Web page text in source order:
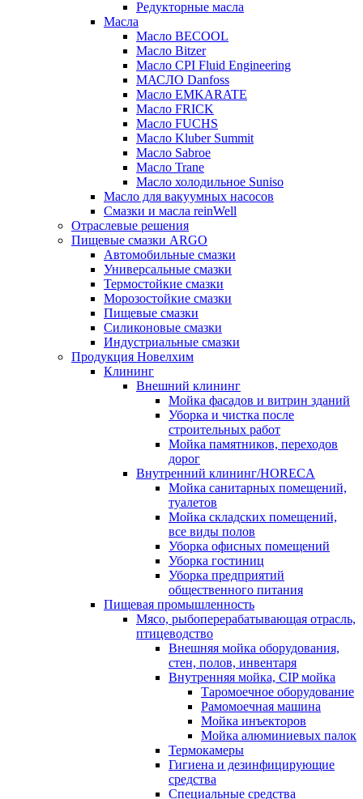
Редукторные масла
Масла
Масло BECOOL
Масло Bitzer
Масло CPI Fluid Engineering
МАСЛО Danfoss
Масло EMKARATE
Масло FRICK
Масло FUCHS
Масло Kluber Summit
Масло Sabroe
Масло Trane
Масло холодильное Suniso
Масло для вакуумных насосов
Смазки и масла reinWell
Отраслевые решения
Пищевые смазки ARGO
Автомобильные смазки
Универсальные смазки
Термостойкие смазки
Морозостойкие смазки
Пищевые смазки
Силиконовые смазки
Индустриальные смазки
Продукция Новелхим
Клининг
Внешний клининг
Мойка фасадов и витрин зданий
Уборка и чистка после
строительных работ
Мойка памятников, переходов
дорог
Внутренний клининг/HORECA
Мойка санитарных помещений,
туалетов
Мойка складских помещений,
все виды полов
Уборка офисных помещений
Уборка гостиниц
Уборка предприятий
общественного питания
Пищевая промышленность
Мясо, рыбоперерабатывающая отрасль,
птицеводство
Внешняя мойка оборудования,
стен, полов, инвентаря
Внутренняя мойка, CIP мойка
Таромоечное оборудование
Рамомоечная машина
Мойка инъекторов
Мойка алюминиевых палок
Термокамеры
Гигиена и дезинфицирующие
средства
Специальные средства